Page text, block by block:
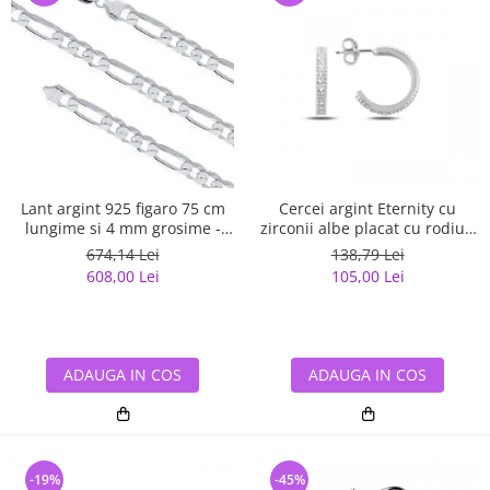
Lant argint 925 figaro 75 cm
lungime si 4 mm grosime -
Classical You LSX0141
674,14 Lei
608,00 Lei
ADAUGA IN COS
Cercei argint Eternity cu
zirconii albe placat cu rodiu -
ETU0153
138,79 Lei
105,00 Lei
ADAUGA IN COS
-19% -45%